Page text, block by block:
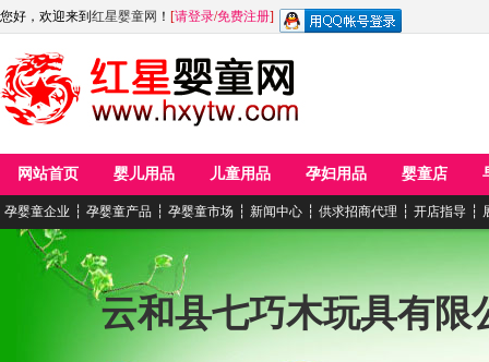
您好，欢迎来到 红星婴童网 ！ [请登录/免费注册]
网站首页 婴儿用品 儿童用品 孕妇用品 婴童店
孕婴童企业 ┆ 孕婴童产品 ┆ 孕婴童市场 ┆ 新闻中心 ┆ 供求招商代理 ┆ 开店指导 ┆
云和县七巧木玩具有限